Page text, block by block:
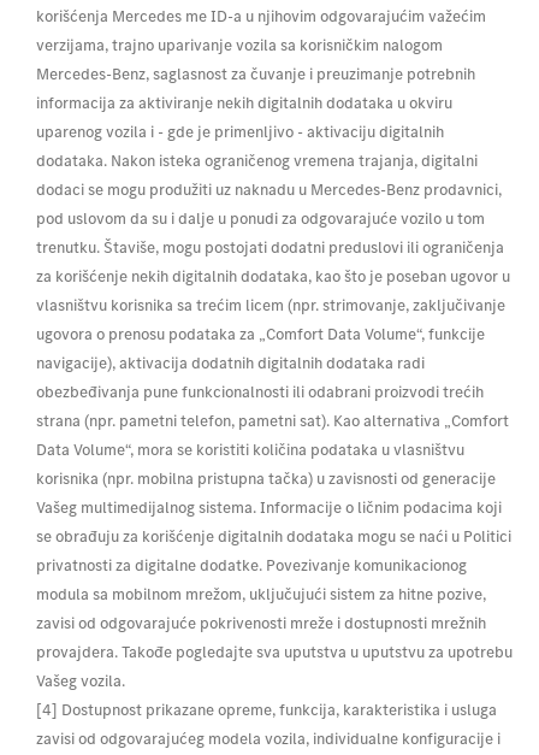
korišćenja Mercedes me ID-a u njihovim odgovarajućim važećim
verzijama, trajno uparivanje vozila sa korisničkim nalogom
Mercedes-Benz, saglasnost za čuvanje i preuzimanje potrebnih
informacija za aktiviranje nekih digitalnih dodataka u okviru
uparenog vozila i - gde je primenljivo - aktivaciju digitalnih
dodataka. Nakon isteka ograničenog vremena trajanja, digitalni
dodaci se mogu produžiti uz naknadu u Mercedes-Benz prodavnici,
pod uslovom da su i dalje u ponudi za odgovarajuće vozilo u tom
trenutku. Štaviše, mogu postojati dodatni preduslovi ili ograničenja
za korišćenje nekih digitalnih dodataka, kao što je poseban ugovor u
vlasništvu korisnika sa trećim licem (npr. strimovanje, zaključivanje
ugovora o prenosu podataka za „Comfort Data Volume“, funkcije
navigacije), aktivacija dodatnih digitalnih dodataka radi
obezbeđivanja pune funkcionalnosti ili odabrani proizvodi trećih
strana (npr. pametni telefon, pametni sat). Kao alternativa „Comfort
Data Volume“, mora se koristiti količina podataka u vlasništvu
korisnika (npr. mobilna pristupna tačka) u zavisnosti od generacije
Vašeg multimedijalnog sistema. Informacije o ličnim podacima koji
se obrađuju za korišćenje digitalnih dodataka mogu se naći u Politici
privatnosti za digitalne dodatke. Povezivanje komunikacionog
modula sa mobilnom mrežom, uključujući sistem za hitne pozive,
zavisi od odgovarajuće pokrivenosti mreže i dostupnosti mrežnih
provajdera. Takođe pogledajte sva uputstva u uputstvu za upotrebu
Vašeg vozila.
[4] Dostupnost prikazane opreme, funkcija, karakteristika i usluga
zavisi od odgovarajućeg modela vozila, individualne konfiguracije i